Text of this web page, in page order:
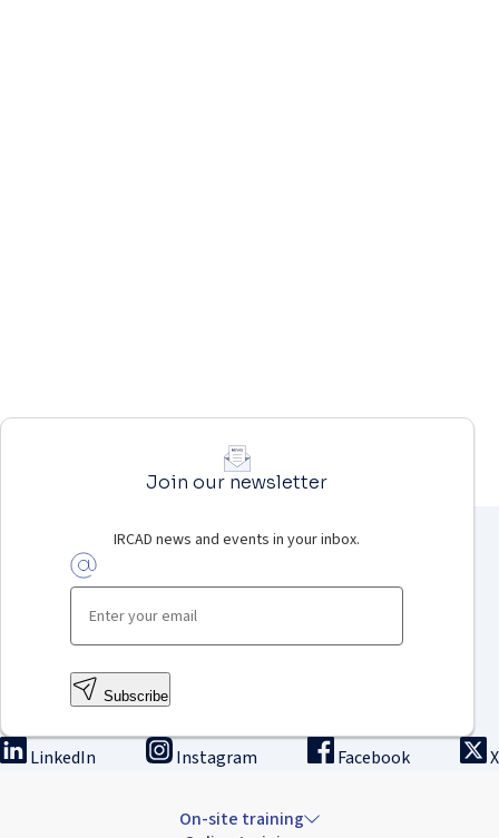
Join our newsletter
IRCAD news and events in your inbox.
Subscribe
LinkedIn Instagram Facebook X
On-site training